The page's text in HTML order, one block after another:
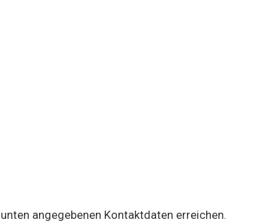
angegebenen Kontaktdaten erreichen.